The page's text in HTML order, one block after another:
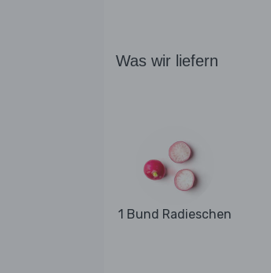
Was wir liefern
1 Bund Radieschen